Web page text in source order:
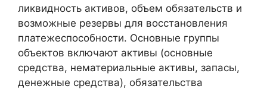
ликвидность активов, объем обязательств и
возможные резервы для восстановления
платежеспособности. Основные группы
объектов включают активы (основные
средства, нематериальные активы, запасы,
денежные средства), обязательства